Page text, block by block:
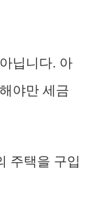
닙니다. 아
야만 세금
주택을 구입